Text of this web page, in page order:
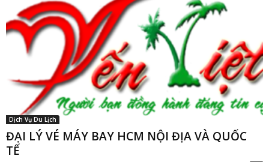
Dịch Vụ Du Lịch
ĐẠI LÝ VÉ MÁY BAY HCM NỘI ĐỊA VÀ QUỐC
TẾ